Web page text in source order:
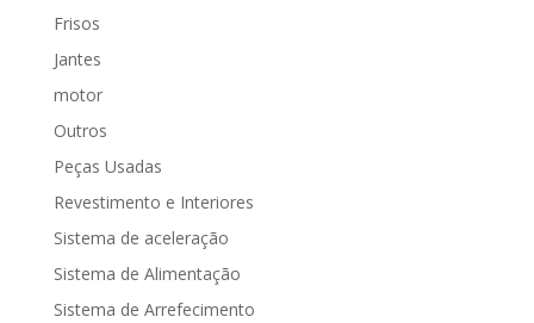
Frisos
Jantes
motor
Outros
Peças Usadas
Revestimento e Interiores
Sistema de aceleração
Sistema de Alimentação
Sistema de Arrefecimento